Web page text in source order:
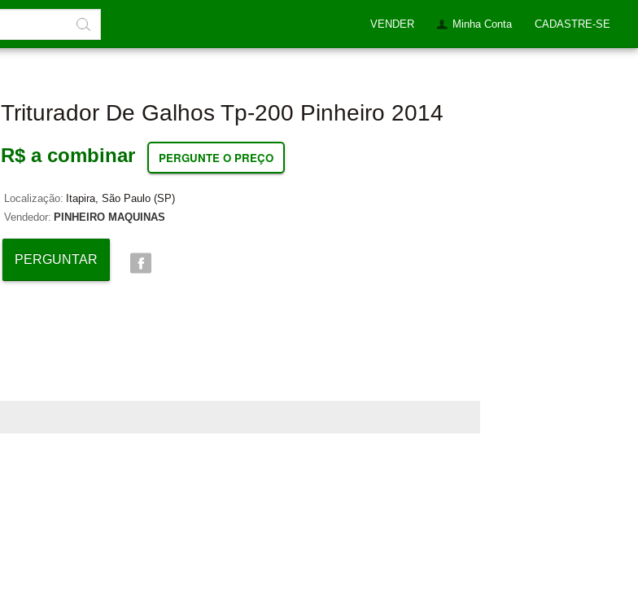
VENDER Minha Conta CADASTRE-SE
Triturador De Galhos Tp-200 Pinheiro 2014
R$ a combinar PERGUNTE O PREÇO
Localização: Itapira, São Paulo (SP)
Vendedor: PINHEIRO MAQUINAS
PERGUNTAR